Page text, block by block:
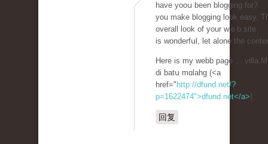
have yooս been blogging for?
you make blogging look easy.
overall look of your wｅb site
is wonderfսl, let alone the
Here іs my webb page ... villa
di batս mɑlahg (<a
href=" http://dfund.net/?
p=1622474">dfund.net</a>)
回复